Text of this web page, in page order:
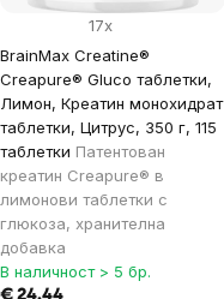
BrainMax Creatine®
Creapure® Gluco таблетки,
Лимон, Креатин монохидрат
таблетки, Цитрус, 350 г, 115
таблетки Патентован
креатин Creapure® в
лимонови таблетки с
глюкоза, хранителна
добавка
17x
В наличност > 5 бр.